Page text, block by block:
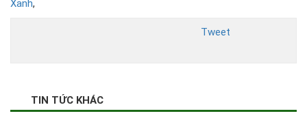
Xanh,
Tweet
TIN TỨC KHÁC